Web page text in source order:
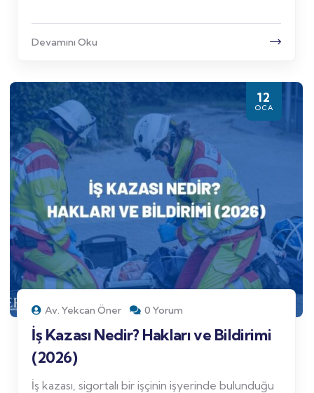
Devamını Oku
12
OCA
Av. Yekcan Öner 0 Yorum
İş Kazası Nedir? Hakları ve Bildirimi
(2026)
İş kazası, sigortalı bir işçinin işyerinde bulunduğu